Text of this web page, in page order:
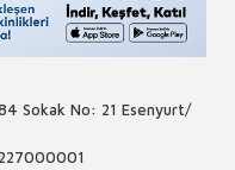
Sokak No: 21 Esenyurt/